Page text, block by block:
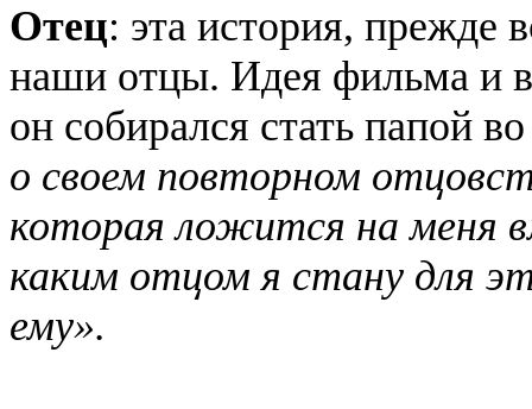
Отец: эта история, прежде
наши отцы. Идея фильма и
он собирался стать папой
о своем повторном
которая ложится на меня
каким отцом я стану для
ему».